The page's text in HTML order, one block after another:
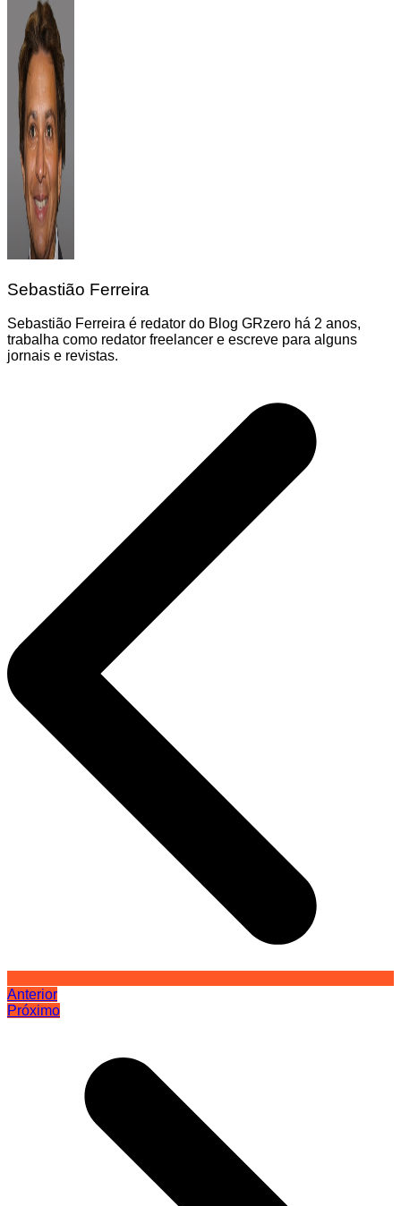
Sebastião Ferreira
Sebastião Ferreira é redator do Blog GRzero há 2 anos,
trabalha como redator freelancer e escreve para alguns
jornais e revistas.
Anterior
Próximo